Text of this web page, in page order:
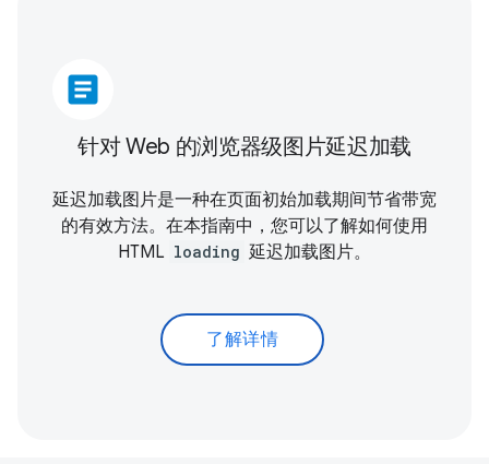
article
针对 Web 的浏览器级图片延迟加载
延迟加载图片是一种在页面初始加载期间节省带宽
的有效方法。在本指南中，您可以了解如何使用
HTML loading 延迟加载图片。
了解详情